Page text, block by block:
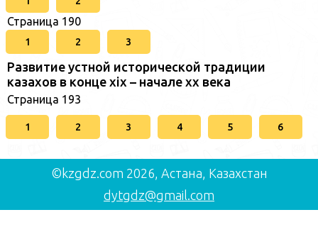
Страница 190
1 2 3
Развитие устной исторической традиции
казахов в конце xіх – начале хх века
Страница 193
1 2 3 4 5 6
©kzgdz.com 2026, Астана, Казахстан
dytgdz@gmail.com